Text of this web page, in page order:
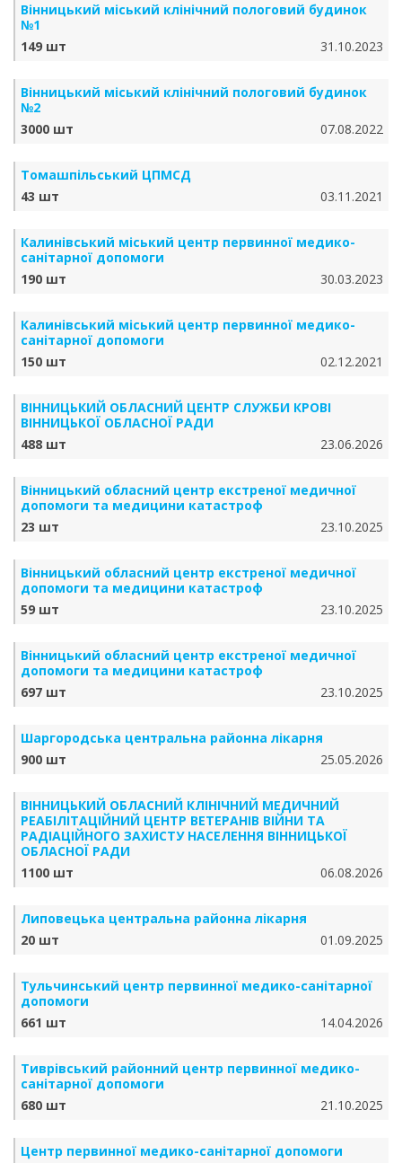
Вінницький міський клінічний пологовий будинок
№1
149 шт
31.10.2023
Вінницький міський клінічний пологовий будинок
№2
3000 шт
07.08.2022
Томашпільський ЦПМСД
43 шт
03.11.2021
Калинівський міський центр первинної медико-
санітарної допомоги
190 шт
30.03.2023
Калинівський міський центр первинної медико-
санітарної допомоги
150 шт
02.12.2021
ВІННИЦЬКИЙ ОБЛАСНИЙ ЦЕНТР СЛУЖБИ КРОВІ
ВІННИЦЬКОЇ ОБЛАСНОЇ РАДИ
488 шт
23.06.2026
Вінницький обласний центр екстреної медичної
допомоги та медицини катастроф
23 шт
23.10.2025
Вінницький обласний центр екстреної медичної
допомоги та медицини катастроф
59 шт
23.10.2025
Вінницький обласний центр екстреної медичної
допомоги та медицини катастроф
697 шт
23.10.2025
Шаргородська центральна районна лікарня
900 шт
25.05.2026
ВІННИЦЬКИЙ ОБЛАСНИЙ КЛІНІЧНИЙ МЕДИЧНИЙ
РЕАБІЛІТАЦІЙНИЙ ЦЕНТР ВЕТЕРАНІВ ВІЙНИ ТА
РАДІАЦІЙНОГО ЗАХИСТУ НАСЕЛЕННЯ ВІННИЦЬКОЇ
ОБЛАСНОЇ РАДИ
1100 шт
06.08.2026
Липовецька центральна районна лікарня
20 шт
01.09.2025
Тульчинський центр первинної медико-санітарної
допомоги
661 шт
14.04.2026
Тиврівський районний центр первинної медико-
санітарної допомоги
680 шт
21.10.2025
Центр первинної медико-санітарної допомоги